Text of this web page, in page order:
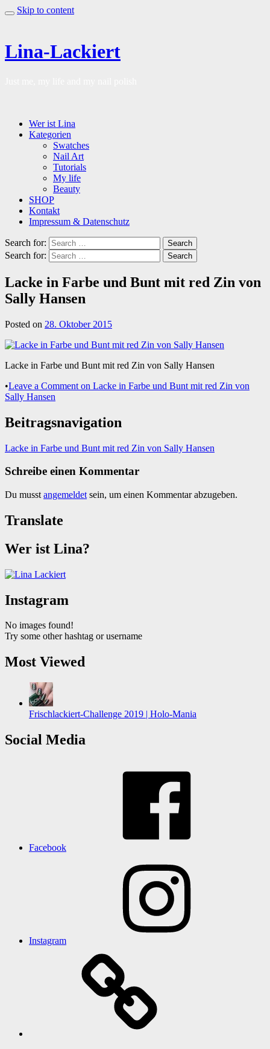
Skip to content
Lina-Lackiert
Wer ist Lina
Kategorien
Swatches
Nail Art
Tutorials
My life
Beauty
SHOP
Kontakt
Impressum & Datenschutz
Search for: Search
Search for: Search
Lacke in Farbe und Bunt mit red Zin von
Sally Hansen
Posted on 28. Oktober 2015
Lacke in Farbe und Bunt mit red Zin von Sally Hansen
•Leave a Comment on Lacke in Farbe und Bunt mit red Zin von
Sally Hansen
Beitragsnavigation
Lacke in Farbe und Bunt mit red Zin von Sally Hansen
Schreibe einen Kommentar
Du musst angemeldet sein, um einen Kommentar abzugeben.
Translate
Wer ist Lina?
Instagram
No images found!
Try some other hashtag or username
Most Viewed
Frischlackiert-Challenge 2019 | Holo-Mania
Social Media
Facebook
Instagram